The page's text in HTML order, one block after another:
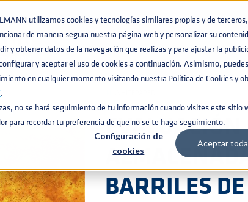
utilizamos cookies y tecnologías similares propias y de
de manera segura nuestra página web y personalizar su
y obtener datos de la navegación que realizas y para ajustar la
y aceptar el uso de cookies a continuación. Asimismo,
en cualquier momento visitando nuestra Política de Cookies y
.
no se hará seguimiento de tu información cuando visites este sitio
para recordar tu preferencia de que no se te haga seguimiento.
Configuración de
cookies
Aceptar
navigate_next EVALUACIÓN ORGANOLÉPTICA DE LA CERVEZA ALMACENADA
BARRILES